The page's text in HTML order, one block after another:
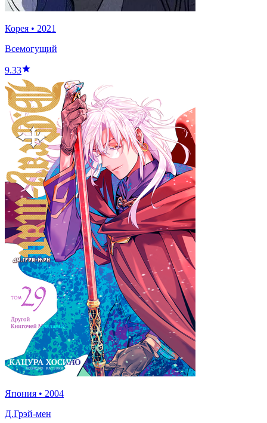
Корея • 2021
Всемогущий
9.33
Япония • 2004
Д.Грэй-мен